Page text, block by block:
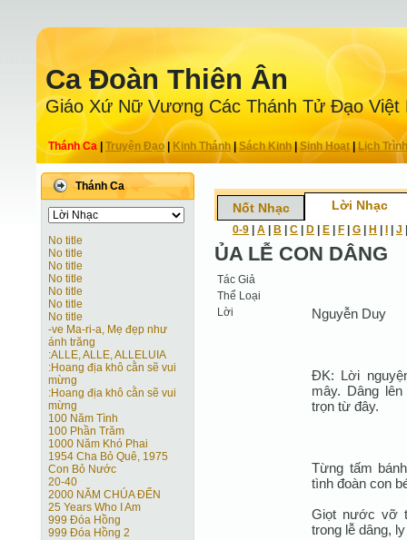
Ca Ðoàn Thiên Ân
Giáo Xứ Nữ Vương Các Thánh Tử Ðạo Việt
Thánh Ca Truyện Ðạo| Kinh Thánh Sách Kinh|Sinh Hoạt| Lịch Trình
Thánh Ca
No title
No title
No title
No title
No title
No title
No title
-ve Ma-ri-a, Mẹ đẹp như
ánh trăng
:ALLE, ALLE, ALLELUIA
:Hoang địa khô cằn sẽ vui
mừng
:Hoang địa khô cằn sẽ vui
mừng
100 Năm Tình
100 Phần Trăm
1000 Năm Khó Phai
1954 Cha Bỏ Quê, 1975
Con Bỏ Nước
20-40
2000 NĂM CHÚA ĐẾN
25 Years Who I Am
999 Đóa Hồng
999 Đóa Hồng 2
Nốt Nhạc Lời Nhạc
0-9 A B C D E F G H J
ỦA LỄ CON DÂNG
Tác Giả
Thể Loại
Lời
Nguyễn Duy
ĐK: Lời
mây. Dâng
trọn từ đây.
Từng tấm
tình đoàn con
Giọt nước vỡ
trong lễ dâng,